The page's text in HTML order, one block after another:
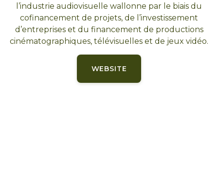
l’industrie audiovisuelle wallonne par le biais du
cofinancement de projets, de l’investissement
d’entreprises et du financement de productions
cinématographiques, télévisuelles et de jeux vidéo.
WEBSITE